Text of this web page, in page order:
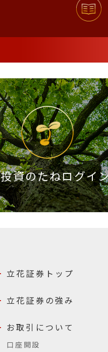
投資のたねログイ
立花証券トップ
立花証券の強み
お取引について
口座開設